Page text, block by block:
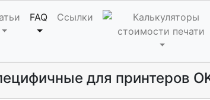
FAQ Ссылки
для принтеров